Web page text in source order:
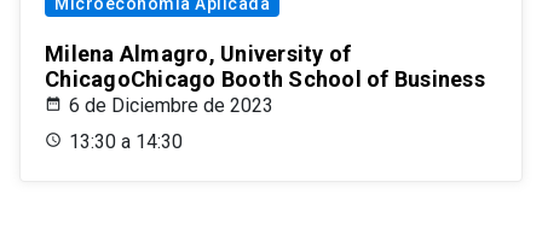
Milena Almagro, University of
ChicagoChicago Booth School of Business
6 de Diciembre de 2023
13:30 a 14:30